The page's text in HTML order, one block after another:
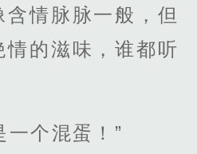
情脉脉一般，但
的滋味，谁都听
一个混蛋！”